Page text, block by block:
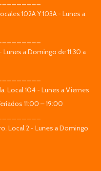
102A Y 103A - Lunes a
Lunes a Domingo de 11:30 a
Local 104 - Lunes a Viernes
11:00 – 19:00
Local 2 - Lunes a Domingo